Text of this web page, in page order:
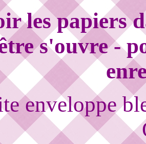
les papiers
s'ouvre -
enveloppe